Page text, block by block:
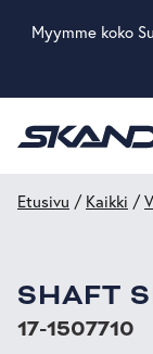
Myymme koko
Etusivu / Kaikki /
SHAFT
17-1507710